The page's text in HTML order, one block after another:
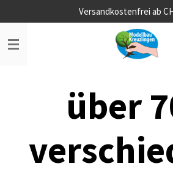
Hauptinhalt
springen
Versandkostenfrei ab
über